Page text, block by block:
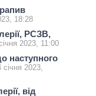
18:28
РСЗВ,
2023, 11:00
наступного
січня 2023,
від